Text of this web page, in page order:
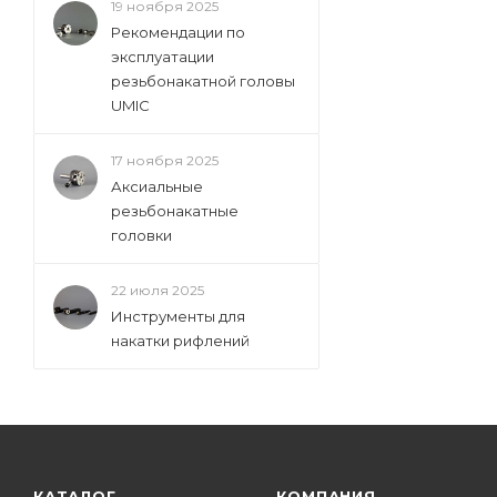
19 ноября 2025
Рекомендации по
эксплуатации
резьбонакатной головы
UMIC
17 ноября 2025
Аксиальные
резьбонакатные
головки
22 июля 2025
Инструменты для
накатки рифлений